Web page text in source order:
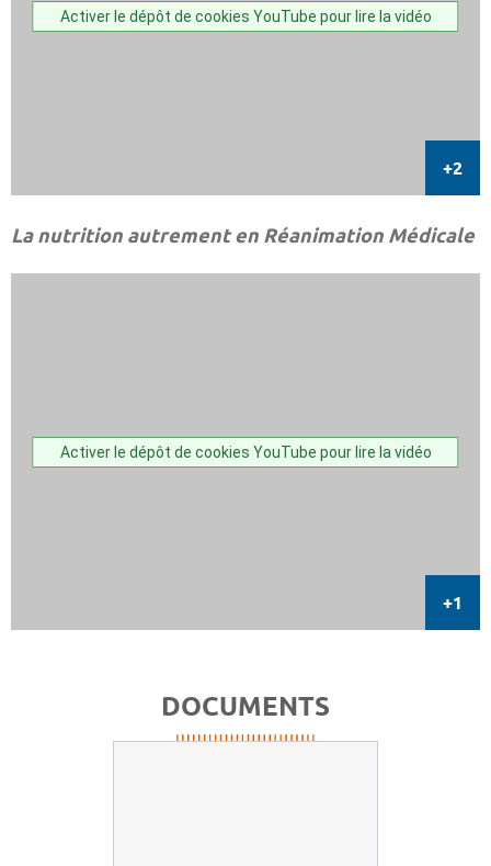
Activer le dépôt de cookies YouTube pour lire la vidéo
La nutrition autrement en Réanimation Médicale
Activer le dépôt de cookies YouTube pour lire la vidéo
DOCUMENTS